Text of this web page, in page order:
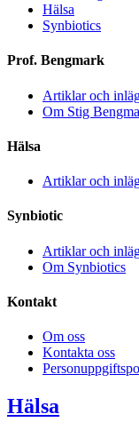
Hälsa
Synbiotics
Prof. Bengmark
Artiklar och
Om Stig
Hälsa
Artiklar och
Synbiotic
Artiklar och
Om Synbiotics
Kontakt
Om oss
Kontakta oss
Hälsa